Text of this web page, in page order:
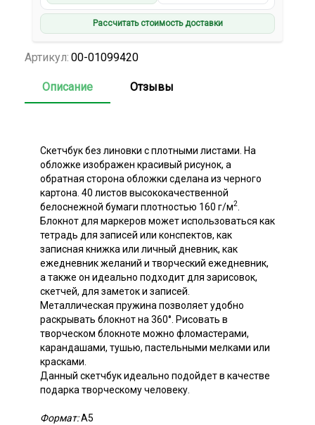
Рассчитать стоимость доставки
Артикул: 00-01099420
Описание Отзывы
Скетчбук без линовки с плотными листами. На
обложке изображен красивый рисунок, а
обратная сторона обложки сделана из черного
картона. 40 листов высококачественной
белоснежной бумаги плотностью 160 г/м2
Блокнот для маркеров может использоваться как
тетрадь для записей или конспектов, как
записная книжка или личный дневник, как
ежедневник желаний и творческий ежедневник,
а также он идеально подходит для зарисовок,
скетчей, для заметок и записей.
Металлическая пружина позволяет удобно
раскрывать блокнот на 360°. Рисовать в
творческом блокноте можно фломастерами,
карандашами, тушью, пастельными мелками или
красками.
Данный скетчбук идеально подойдет в качестве
подарка творческому человеку.
Формат:А5